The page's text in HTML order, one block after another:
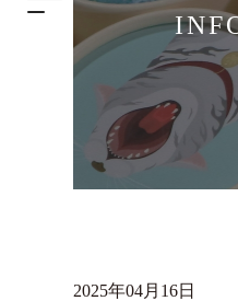
2025年04月16日